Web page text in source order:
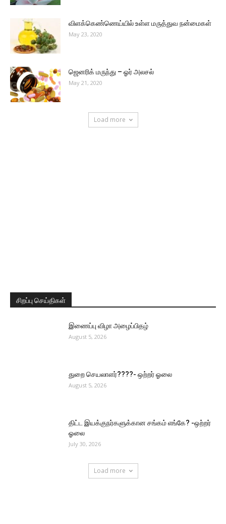
விளக்கெண்ணெய்யில் உள்ள மருத்துவ நன்மைகள்
May 23, 2020
ஜெனரிக் மருந்து – ஓர் அலசல்
May 21, 2020
Load more
சிறப்பு செய்திகள்
இணைப்பு விழா அழைப்பிதழ்
August 5, 2026
துறை செயலாளர்????- ஒற்றர் ஓலை
August 5, 2026
திட்ட இயக்குநர்களுக்கான சங்கம் எங்கே? -ஒற்றர்
ஓலை
July 30, 2026
Load more